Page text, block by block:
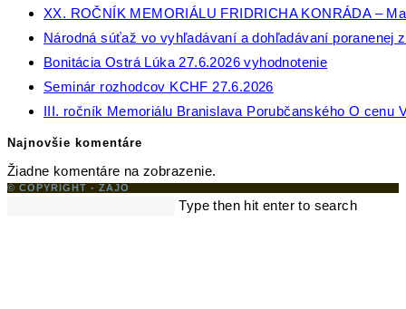
XX. ROČNÍK MEMORIÁLU FRIDRICHA KONRÁDA –
Národná súťaž vo vyhľadávaní a dohľadávaní poranenej
Bonitácia Ostrá Lúka 27.6.2026 vyhodnotenie
Seminár rozhodcov KCHF 27.6.2026
III. ročník Memoriálu Branislava Porubčanského O cenu
Najnovšie komentáre
Žiadne komentáre na zobrazenie.
© COPYRIGHT - ZAJO
Type then hit enter to search